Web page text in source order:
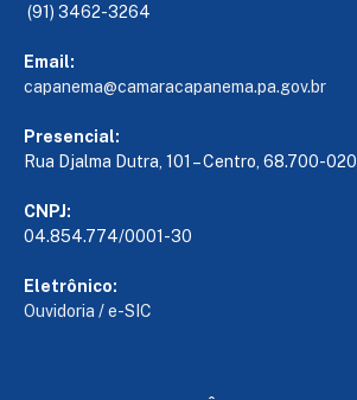
(91) 3462-3264
Email:
capanema@camaracapanema.pa.gov.br
Presencial:
Rua Djalma Dutra, 101 – Centro, 68.700-020
CNPJ:
04.854.774/0001-30
Eletrônico:
Ouvidoria /e-SIC